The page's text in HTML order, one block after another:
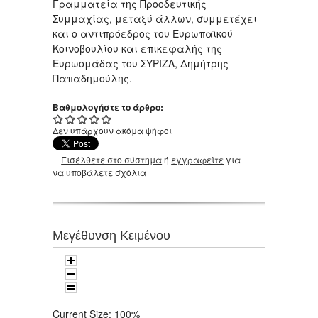
Γραμματεία της Προοδευτικής
Συμμαχίας, μεταξύ άλλων, συμμετέχει
και ο αντιπρόεδρος του Ευρωπαϊκού
Κοινοβουλίου και επικεφαλής της
Ευρωομάδας του ΣΥΡΙΖΑ, Δημήτρης
Παπαδημούλης.
Βαθμολογήστε το άρθρο:
Δεν υπάρχουν ακόμα ψήφοι
Εισέλθετε στο σύστημαή εγγραφείτε για
να υποβάλετε σχόλια
Μεγέθυνση Κειμένου
Current Size: 100%